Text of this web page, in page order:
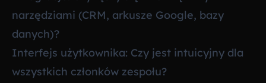
narzędziami (CRM, arkusze Google, bazy
danych)?
Interfejs użytkownika: Czy jest intuicyjny dla
wszystkich członków zespołu?